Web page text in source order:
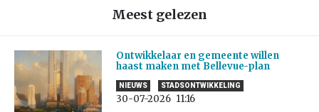
Meest gelezen
Ontwikkelaar en gemeente willen
haast maken met Bellevue-plan
NIEUWS STADSONTWIKKELING
30-07-2026 11:16